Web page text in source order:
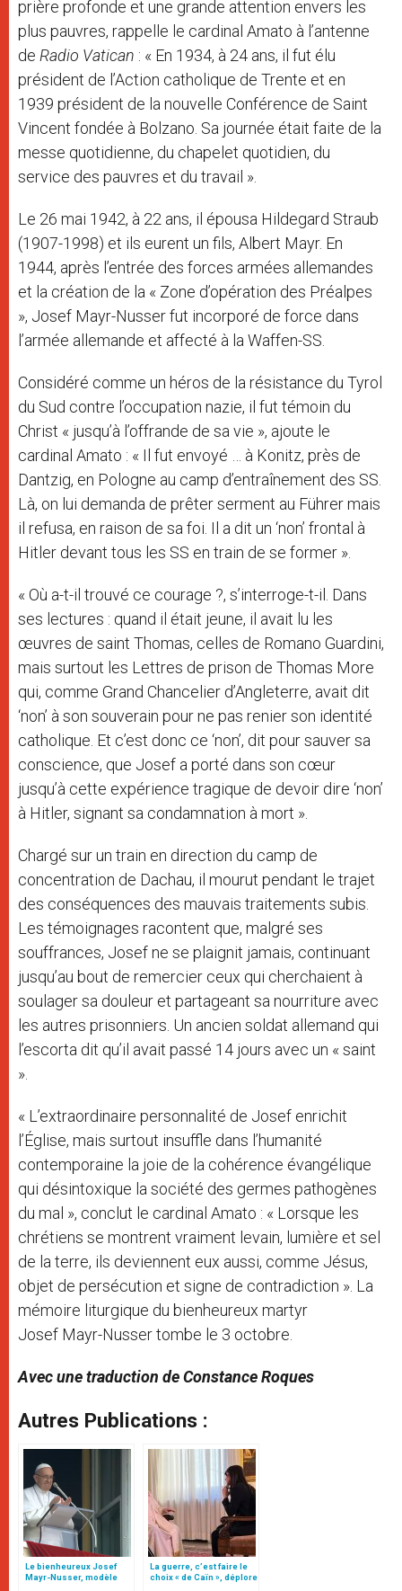
prière profonde et une grande attention envers les
plus pauvres, rappelle le cardinal Amato à l’antenne
de Radio Vatican : « En 1934, à 24 ans, il fut élu
président de l’Action catholique de Trente et en
1939 président de la nouvelle Conférence de Saint
Vincent fondée à Bolzano. Sa journée était faite de la
messe quotidienne, du chapelet quotidien, du
service des pauvres et du travail ».
Le 26 mai 1942, à 22 ans, il épousa Hildegard Straub
(1907-1998) et ils eurent un fils, Albert Mayr. En
1944, après l’entrée des forces armées allemandes
et la création de la « Zone d’opération des Préalpes
», Josef Mayr-Nusser fut incorporé de force dans
l’armée allemande et affecté à la Waffen-SS.
Considéré comme un héros de la résistance du Tyrol
du Sud contre l’occupation nazie, il fut témoin du
Christ « jusqu’à l’offrande de sa vie », ajoute le
cardinal Amato : « Il fut envoyé … à Konitz, près de
Dantzig, en Pologne au camp d’entraînement des SS.
Là, on lui demanda de prêter serment au Führer mais
il refusa, en raison de sa foi. Il a dit un ‘non’ frontal à
Hitler devant tous les SS en train de se former ».
« Où a-t-il trouvé ce courage ?, s’interroge-t-il. Dans
ses lectures : quand il était jeune, il avait lu les
œuvres de saint Thomas, celles de Romano Guardini,
mais surtout les Lettres de prison de Thomas More
qui, comme Grand Chancelier d’Angleterre, avait dit
‘non’ à son souverain pour ne pas renier son identité
catholique. Et c’est donc ce ‘non’, dit pour sauver sa
conscience, que Josef a porté dans son cœur
jusqu’à cette expérience tragique de devoir dire ‘non’
à Hitler, signant sa condamnation à mort ».
Chargé sur un train en direction du camp de
concentration de Dachau, il mourut pendant le trajet
des conséquences des mauvais traitements subis.
Les témoignages racontent que, malgré ses
souffrances, Josef ne se plaignit jamais, continuant
jusqu’au bout de remercier ceux qui cherchaient à
soulager sa douleur et partageant sa nourriture avec
les autres prisonniers. Un ancien soldat allemand qui
l’escorta dit qu’il avait passé 14 jours avec un « saint
».
« L’extraordinaire personnalité de Josef enrichit
l’Église, mais surtout insuffle dans l’humanité
contemporaine la joie de la cohérence évangélique
qui désintoxique la société des germes pathogènes
du mal », conclut le cardinal Amato : « Lorsque les
chrétiens se montrent vraiment levain, lumière et sel
de la terre, ils deviennent eux aussi, comme Jésus,
objet de persécution et signe de contradiction ». La
mémoire liturgique du bienheureux martyr
Josef Mayr-Nusser tombe le 3 octobre.
Avec une traduction de Constance Roques
Autres Publications :
Le bienheureux Josef
Mayr-Nusser, modèle
La guerre, c’est faire le
choix « de Caïn », déplore